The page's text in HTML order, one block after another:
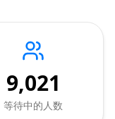
9,021
等待中的人数